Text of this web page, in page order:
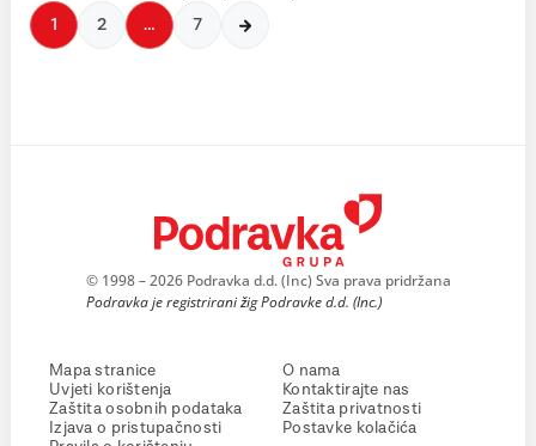
1 2 … 7
© 1998 – 2026 Podravka d.d. (Inc) Sva prava pridržana
Podravka je registrirani žig Podravke d.d. (Inc.)
Mapa stranice
Uvjeti korištenja
Zaštita osobnih podataka
Izjava o pristupačnosti
O nama
Kontaktirajte nas
Zaštita privatnosti
Postavke kolačića